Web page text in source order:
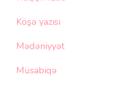
Köşə yazısı
Mədəniyyət
Müsabiqə